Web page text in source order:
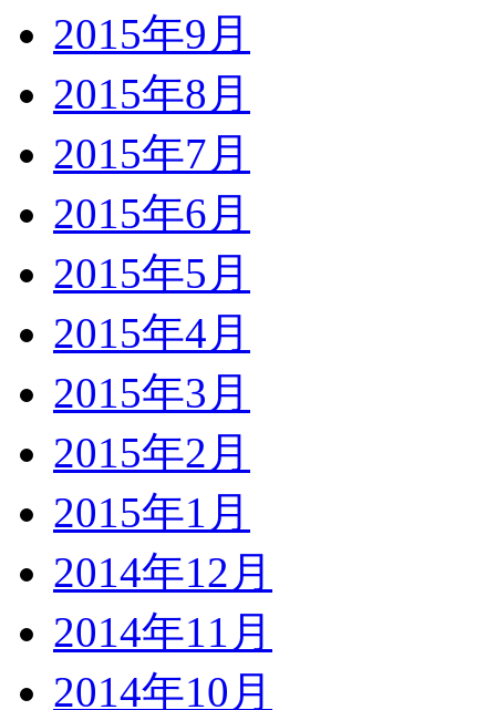
2015年9月
2015年8月
2015年7月
2015年6月
2015年5月
2015年4月
2015年3月
2015年2月
2015年1月
2014年12月
2014年11月
2014年10月